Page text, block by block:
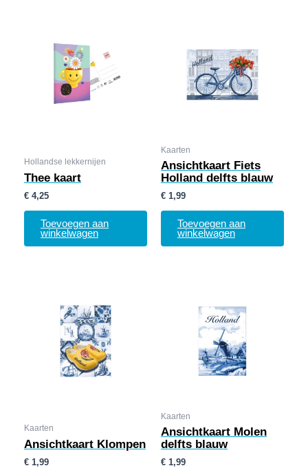
Hollandse lekkernijen
Thee kaart
€ 4,25
Toevoegen aan
winkelwagen
Kaarten
Ansichtkaart Fiets
Holland delfts blauw
€ 1,99
Toevoegen aan
winkelwagen
Kaarten
Ansichtkaart Klompen
€ 1,99
Kaarten
Ansichtkaart Molen
delfts blauw
€ 1,99